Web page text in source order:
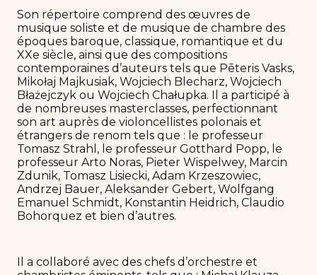
Son répertoire comprend des œuvres de
musique soliste et de musique de chambre des
époques baroque, classique, romantique et du
XXe siècle, ainsi que des compositions
contemporaines d’auteurs tels que Pēteris Vasks,
Mikołaj Majkusiak, Wojciech Blecharz, Wojciech
Błażejczyk ou Wojciech Chałupka. Il a participé à
de nombreuses masterclasses, perfectionnant
son art auprès de violoncellistes polonais et
étrangers de renom tels que : le professeur
Tomasz Strahl, le professeur Gotthard Popp, le
professeur Arto Noras, Pieter Wispelwey, Marcin
Zdunik, Tomasz Lisiecki, Adam Krzeszowiec,
Andrzej Bauer, Aleksander Gebert, Wolfgang
Emanuel Schmidt, Konstantin Heidrich, Claudio
Bohorquez et bien d’autres.
Il a collaboré avec des chefs d’orchestre et